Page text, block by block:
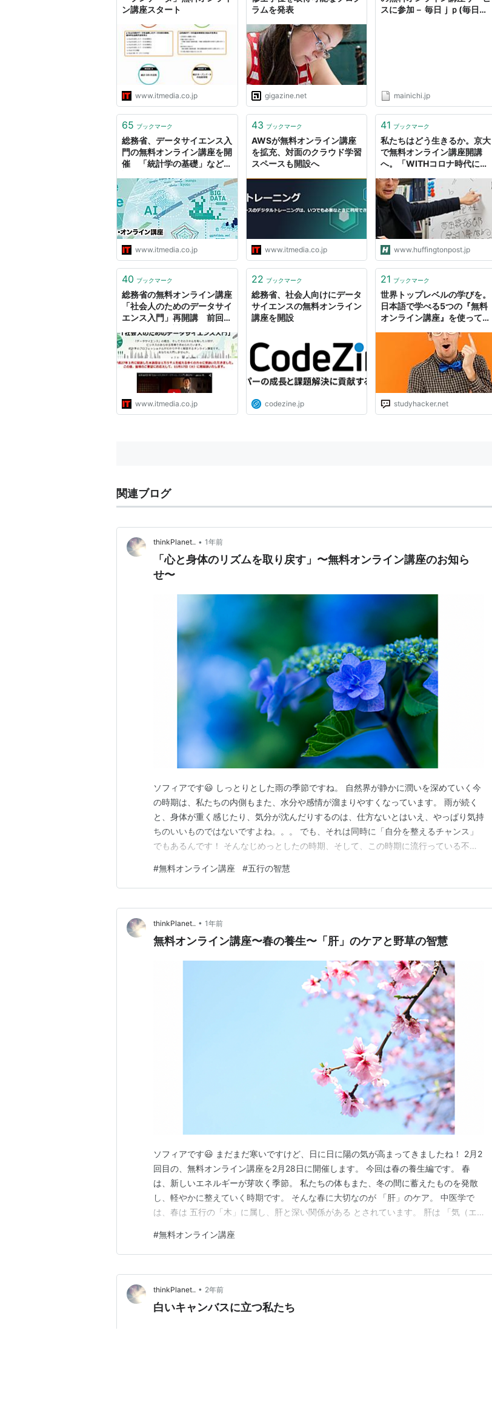
ン講座スタート
www.itmedia.co.jp
ラムを発表
gigazine.net
スに参加－ 毎日ｊｐ(毎日新
mainichi.jp
65 ブックマーク
総務省、データサイエンス入
門の無料オンライン講座を開
催 「統計学の基礎」など解
www.itmedia.co.jp
43 ブックマーク
AWSが無料オンライン講座
を拡充、対面のクラウド学習
スペースも開設へ
www.itmedia.co.jp
41 ブックマーク
私たちはどう生きるか。京大
で無料オンライン講座開講
へ。「WITHコロナ時代に生
www.huffingtonpost.jp
40 ブックマーク
総務省の無料オンライン講座
「社会人のためのデータサイ
エンス入門」再開講 前回は
www.itmedia.co.jp
22 ブックマーク
総務省、社会人向けにデータ
サイエンスの無料オンライン
講座を開設
codezine.jp
21 ブックマーク
世界トップレベルの学びを。
日本語で学べる5つの『無料
オンライン講座』を使ってみ
ディーハッカー）｜社会人の
勉強法＆英語学習
studyhacker.net
関連ブログ
thinkPlanet.. • 1年前
「心と身体のリズムを取り戻す」〜無料オンライン講座のお知ら
せ〜
ソフィアです😃 しっとりとした雨の季節ですね。 自然界が静かに潤いを深めていく今
の時期は、私たちの内側もまた、水分や感情が溜まりやすくなっています。 雨が続く
と、身体が重く感じたり、気分が沈んだりするのは、仕方ないとはいえ、やっぱり気持
ちのいいものではないですよね。。。 でも、それは同時に「自分を整えるチャンス」
でもあるんです！ そんなじめっとしたの時期、そして、この時期に流行っている不調
に過ごすための無料オンライン講座を開催します。 テーマは「心と体のリズムを取り
戻すヒント」 今の季節に起こりやすい不調や気分の浮き…
#無料オンライン講座 #五行の智慧
thinkPlanet.. • 1年前
無料オンライン講座〜春の養生〜「肝」のケアと野草の智慧
ソフィアです😃 まだまだ寒いですけど、日に日に陽の気が高まってきましたね！ 2月2
回目の、無料オンライン講座を2月28日に開催します。 今回は春の養生編です。 春
は、新しいエネルギーが芽吹く季節。 私たちの体もまた、冬の間に蓄えたものを発散
し、軽やかに整えていく時期です。 そんな春に大切なのが 「肝」のケア。 中医学で
は、春は 五行の「木」に属し、肝と深い関係がある とされています。 肝は 「気（エ
働きをスムーズにし、春の不調を防ぐために、今回のオンライン講座では 五行や陰陽
の観点からお伝えし、養生法 や春の野草を…
#無料オンライン講座
thinkPlanet.. • 2年前
白いキャンバスに立つ私たち